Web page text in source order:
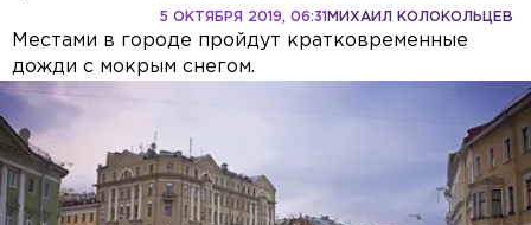
МИХАИЛ КОЛОКОЛЬЦЕВ
5 ОКТЯБРЯ 2019, 06:31
Местами в городе пройдут кратковременные
дожди с мокрым снегом.